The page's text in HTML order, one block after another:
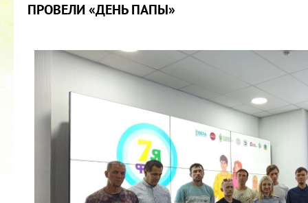
ПРОВЕЛИ «ДЕНЬ ПАПЫ»
2022 ГОД ПРОВОЗГЛАШЕН ГОДОМ
МАТЕРИ В ЯКУТИИ
19.12.2021